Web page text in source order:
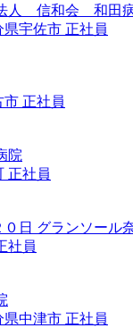
法人 信和会 和田
宇佐市 正社員
市 正社員
院
正社員
日 グランソール
社員
中津市 正社員